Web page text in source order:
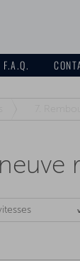
F.A.Q.